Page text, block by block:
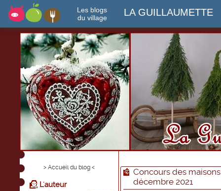
Les blogs
du village
LA GUILLAUMETTE
> Accueil du blog <
L'auteur
Concours des
décembre 2021